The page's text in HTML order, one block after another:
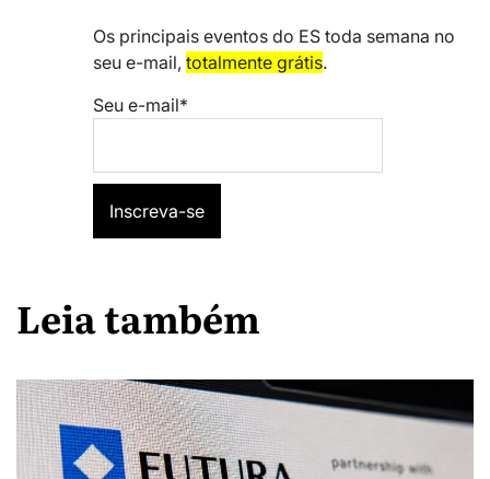
Os principais eventos do ES toda semana no
seu e-mail, totalmente grátis.
Seu e-mail*
Leia também